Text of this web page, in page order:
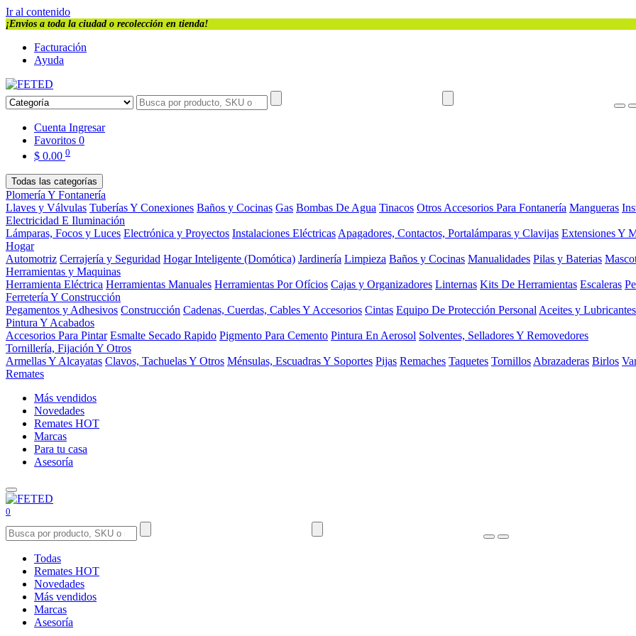
Ir al contenido
¡Envios a toda la ciudad o recolección en tienda!
Facturación
Ayuda
Cuenta Ingresar
Favoritos 0
$ 0.00 0
Todas las categorías
Plomería Y Fontanería
Llaves y Válvulas Tuberías Y Conexiones Baños y Cocinas Gas Bombas De Agua Tinacos Otros Accesorios Para Fontanería Mangueras
Electricidad E Iluminación
Lámparas, Focos y Luces Electrónica y Proyectos Instalaciones Eléctricas Apagadores, Contactos, Portalámparas y Clavijas Extensiones Y
Hogar
Automotriz Cerrajería y Seguridad Hogar Inteligente (Domótica) Jardinería Limpieza Baños y Cocinas Manualidades Pilas y Baterias
Herramientas y Maquinas
Herramienta Eléctrica Herramientas Manuales Herramientas Por Ofícios Cajas y Organizadores Linternas Kits De Herramientas Escaleras
Ferretería Y Construcción
Pegamentos y Adhesivos Construcción Cadenas, Cuerdas, Cables Y Accesorios Cintas Equipo De Protección Personal Aceites y Lubricantes
Pintura Y Acabados
Accesorios Para Pintar Esmalte Secado Rapido Pigmento Para Cemento Pintura En Aerosol Solventes, Selladores Y Removedores
Tornillería, Fijación Y Otros
Armellas Y Alcayatas Clavos, Tachuelas Y Otros Ménsulas, Escuadras Y Soportes Pijas Remaches Taquetes Tornillos Abrazaderas Birlos
Remates
Más vendidos
Novedades
Remates HOT
Marcas
Para tu casa
Asesoría
0
Todas
Remates HOT
Novedades
Más vendidos
Marcas
Asesoría